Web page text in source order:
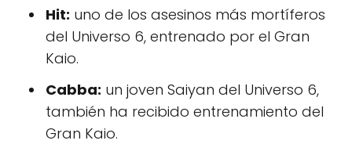
Hit: uno de los asesinos más mortíferos
del Universo 6, entrenado por el Gran
Kaio.
Cabba: un joven Saiyan del Universo 6,
también ha recibido entrenamiento del
Gran Kaio.